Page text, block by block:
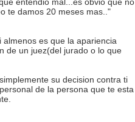
te damos 20 meses mas.."
es que la apariencia
de un juez(del jurado o lo que
su decision contra ti
de la persona que te esta